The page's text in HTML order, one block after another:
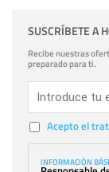
SUSCRÍBETE A
Recibe nuestras
preparado para ti.
Acepto el
INFORMACIÓN